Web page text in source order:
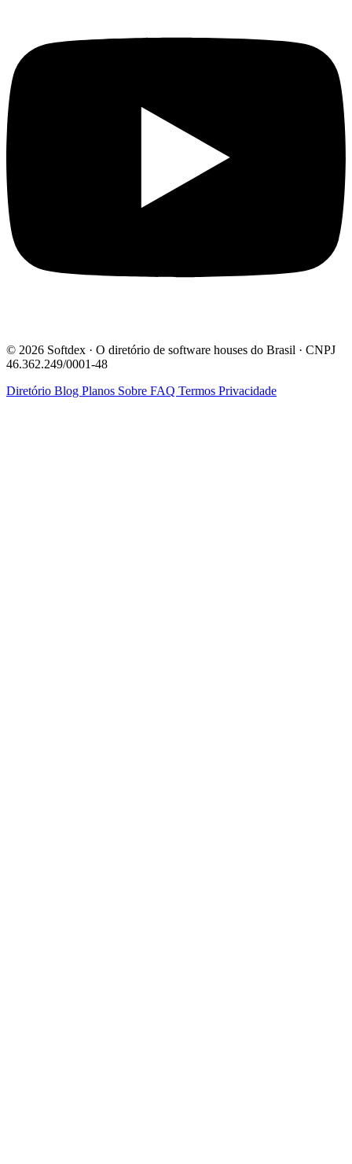
© 2026 Softdex · O diretório de software houses do Brasil · CNPJ
46.362.249/0001-48
Diretório Blog Planos Sobre FAQ Termos Privacidade